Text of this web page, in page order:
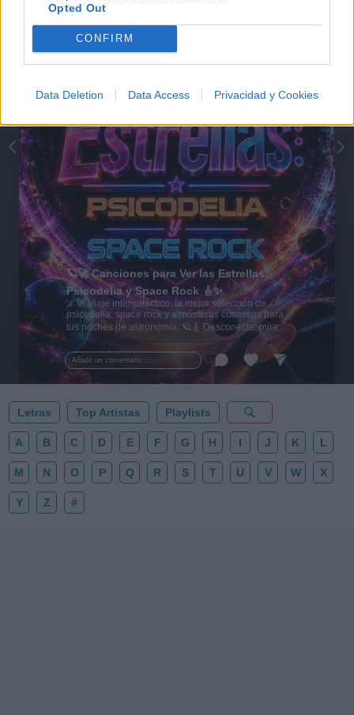
Opted Out
CONFIRM
Data Deletion Data Access Privacidad y Cookies
Añadir un comentario ...
🪐🚀 Canciones para Ver las Estrellas:
Psicodelia y Space Rock 🎸✨
🌌🚀 Viaje intergaláctico: la mejor selección de
psicodelia, space rock y atmósferas cósmicas para
tus noches de astronomía. 🪐🎸 Desconecta, mira
al firmamento y siente la gravedad cero. 💾 ¡Guarda
esta colección para tu próxima noche estrellada!
✨⭐
Letras Top Artistas Playlists
A B C D E F G H I J K L
M N O P Q R S T U V W X
Y Z #